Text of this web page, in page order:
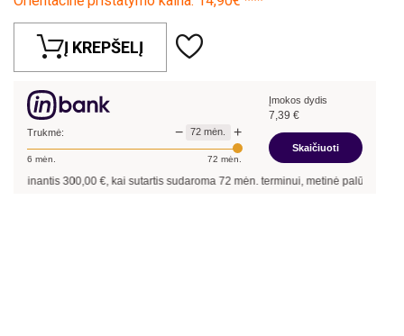
Į KREPŠELĮ
Trukmė: − 72 mėn. +
6 mėn. 72 mėn.
Įmokos dydis
7,39 €
Skaičiuoti
300,00€, kai sutartis sudaroma72mėn. terminui, metinė palūkanų